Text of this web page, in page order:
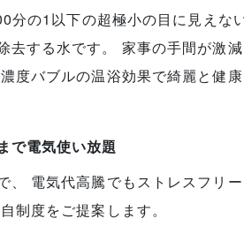
の1以下の超極小の目に見えな
去する水です。 家事の手間が激
度バブルの温浴効果で綺麗と健康
で電気使い放題
、 電気代高騰でもストレスフリ
制度をご提案します。